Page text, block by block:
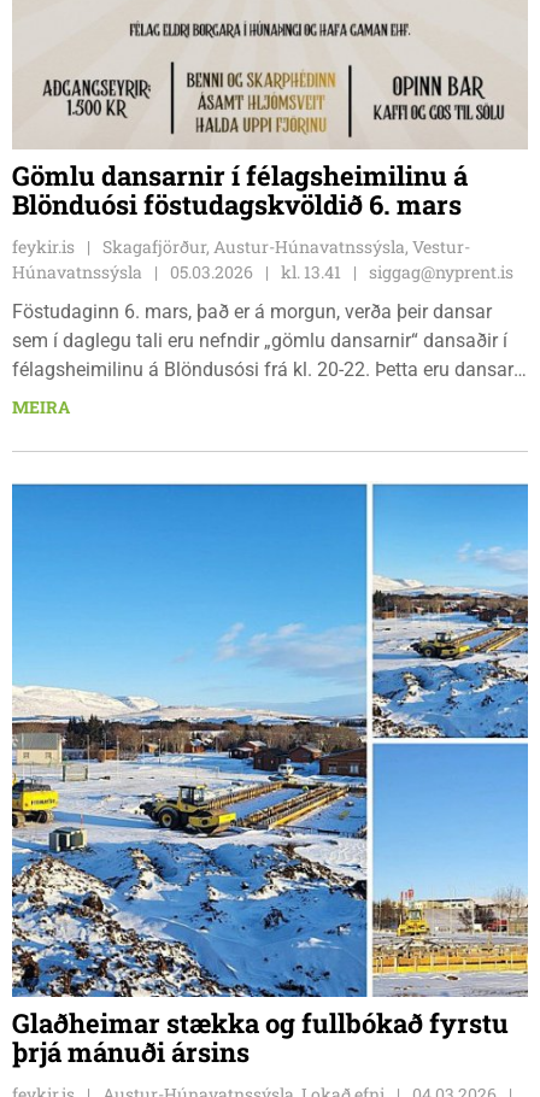
Gömlu dansarnir í félagsheimilinu á
Blönduósi föstudagskvöldið 6. mars
feykir.is
Skagafjörður, Austur-Húnavatnssýsla, Vestur-
Húnavatnssýsla
05.03.2026 kl. 13.41
siggag@nyprent.is
Föstudaginn 6. mars, það er á morgun, verða þeir dansar
sem í daglegu tali eru nefndir „gömlu dansarnir“ dansaðir í
félagsheimilinu á Blöndusósi frá kl. 20-22. Þetta eru dansar
eins og t.d. vals, ræl, polka, vínarkruss, masúrka og skottís
hljómsveit sem halda uppi fjörinu á staðnum.
MEIRA
Glaðheimar stækka og fullbókað fyrstu
þrjá mánuði ársins